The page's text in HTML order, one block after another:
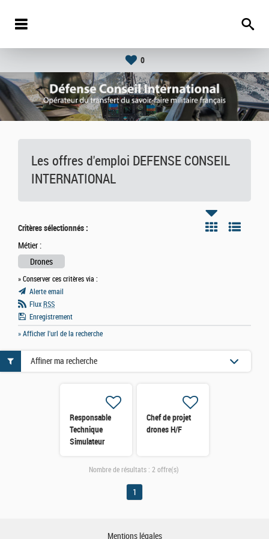
0
Les offres d'emploi DEFENSE CONSEIL
INTERNATIONAL
Critères sélectionnés :
Métier :
Drones
» Conserver ces critères via :
Alerte email
Flux RSS
Enregistrement
» Afficher l'url de la recherche
Responsable
Technique
Simulateur
Chef de projet
drones H/F
Affiner ma recherche
Nombre de résultats : 2 offre(s)
1
Mentions légales